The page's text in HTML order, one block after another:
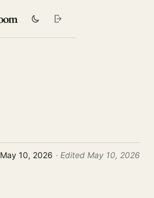
May 10, 2026 · Edited May 10, 2026